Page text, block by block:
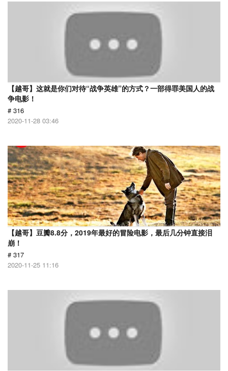
【越哥】这就是你们对待“战争英雄”的方式？一部得罪美国人的战
争电影！
# 316
2020-11-28 03:46
【越哥】豆瓣8.8分，2019年最好的冒险电影，最后几分钟直接泪
崩！
# 317
2020-11-25 11:16